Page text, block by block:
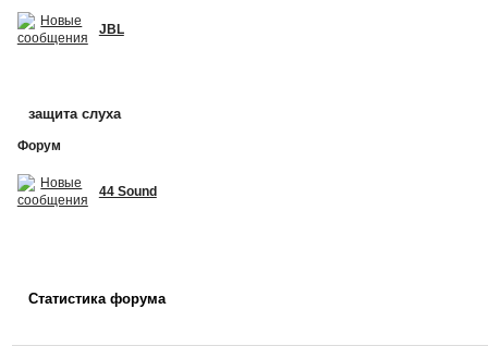
JBL
защита слуха
Форум
44 Sound
Статистика форума